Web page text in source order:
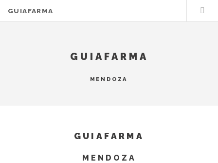
GUIAFARMA
GUIAFARMA
MENDOZA
GUIAFARMA
MENDOZA